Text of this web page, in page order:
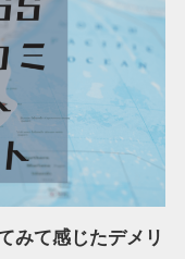
みて感じたデメリ